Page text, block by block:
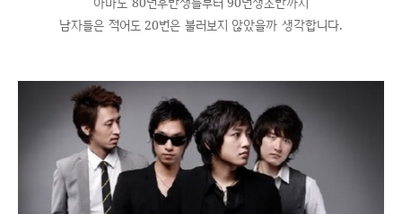
남자들은 적어도 20번은 불러보지 않았을까 생각합니다.